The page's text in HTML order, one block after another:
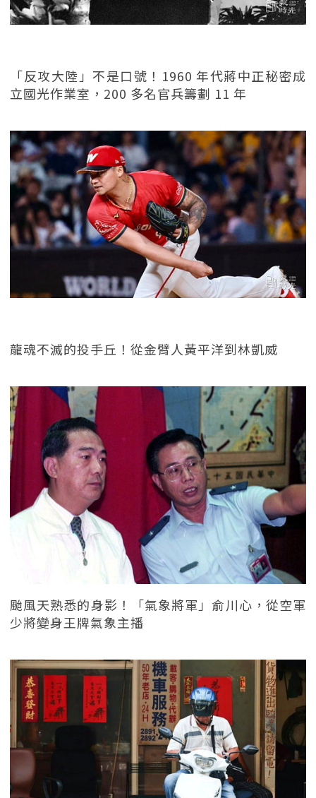
「反攻大陸」不是口號！1960 年代蔣中正秘密成
立國光作業室，200 多名官兵籌劃 11 年
龍魂不滅的投手丘！從金臂人黃平洋到林凱威
颱風天熟悉的身影！「氣象將軍」俞川心，從空軍
少將變身王牌氣象主播